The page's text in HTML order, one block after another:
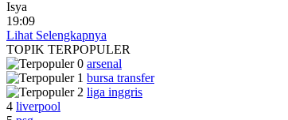
Isya
19:09
Lihat Selengkapnya
TOPIK TERPOPULER
arsenal
bursa transfer
liga inggris
4 liverpool